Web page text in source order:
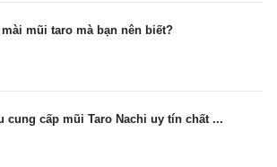
mài mũi taro mà bạn nên biết?
cung cấp mũi Taro Nachi uy tín chất ...